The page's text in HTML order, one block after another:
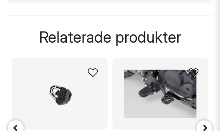
Relaterade produkter